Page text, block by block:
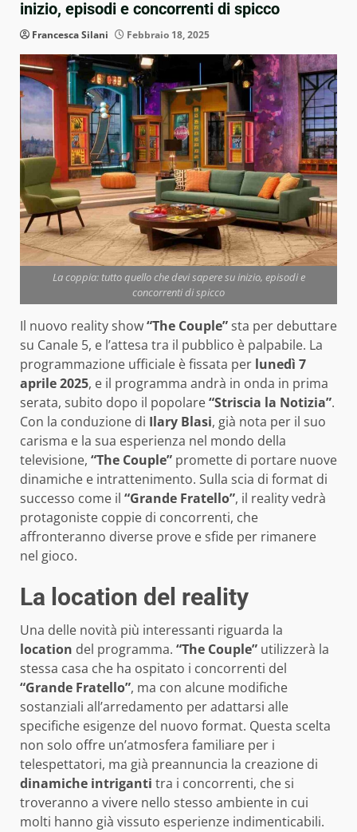
inizio, episodi e concorrenti di spicco
Francesca Silani Febbraio 18, 2025
La coppia: tutto quello che devi sapere su inizio, episodi e
concorrenti di spicco
Il nuovo reality show“The Couple”sta per debuttare
su Canale 5, e l’attesa tra il pubblico è palpabile. La
programmazione ufficiale è fissata per lunedì 7
aprile 2025, e il programma andrà in onda in prima
serata, subito dopo il popolare“Striscia la Notizia”.
Con la conduzione di Ilary Blasi, già nota per il suo
carisma e la sua esperienza nel mondo della
televisione, “The Couple” promette di portare nuove
dinamiche e intrattenimento. Sulla scia di format di
successo come il “Grande Fratello”, il reality vedrà
protagoniste coppie di concorrenti, che
affronteranno diverse prove e sfide per rimanere
nel gioco.
La location del reality
Una delle novità più interessanti riguarda la
location del programma. “The Couple” utilizzerà la
stessa casa che ha ospitato i concorrenti del
“Grande Fratello”, ma con alcune modifiche
sostanziali all’arredamento per adattarsi alle
specifiche esigenze del nuovo format. Questa scelta
non solo offre un’atmosfera familiare per i
telespettatori, ma già preannuncia la creazione di
dinamiche intriganti tra i concorrenti, che si
troveranno a vivere nello stesso ambiente in cui
molti hanno già vissuto esperienze indimenticabili.